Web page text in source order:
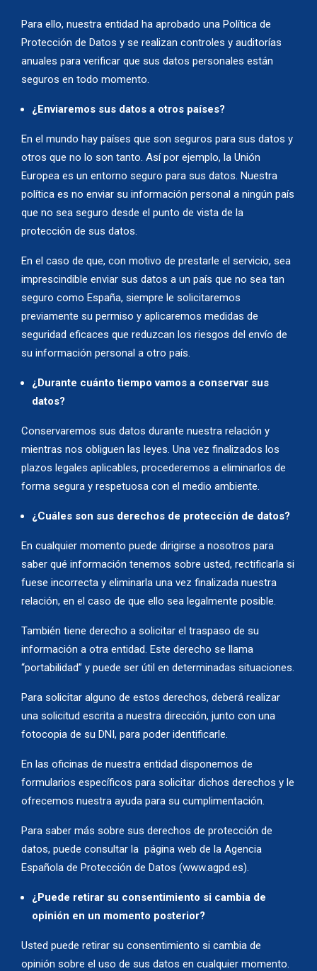
Para ello, nuestra entidad ha aprobado una Política de
Protección de Datos y se realizan controles y auditorías
anuales para verificar que sus datos personales están
seguros en todo momento.
¿Enviaremos sus datos a otros países?
En el mundo hay países que son seguros para sus datos y
otros que no lo son tanto. Así por ejemplo, la Unión
Europea es un entorno seguro para sus datos. Nuestra
política es no enviar su información personal a ningún país
que no sea seguro desde el punto de vista de la
protección de sus datos.
En el caso de que, con motivo de prestarle el servicio, sea
imprescindible enviar sus datos a un país que no sea tan
seguro como España, siempre le solicitaremos
previamente su permiso y aplicaremos medidas de
seguridad eficaces que reduzcan los riesgos del envío de
su información personal a otro país.
¿Durante cuánto tiempo vamos a conservar sus
datos?
Conservaremos sus datos durante nuestra relación y
mientras nos obliguen las leyes. Una vez finalizados los
plazos legales aplicables, procederemos a eliminarlos de
forma segura y respetuosa con el medio ambiente.
¿Cuáles son sus derechos de protección de datos?
En cualquier momento puede dirigirse a nosotros para
saber qué información tenemos sobre usted, rectificarla si
fuese incorrecta y eliminarla una vez finalizada nuestra
relación, en el caso de que ello sea legalmente posible.
También tiene derecho a solicitar el traspaso de su
información a otra entidad. Este derecho se llama
“portabilidad” y puede ser útil en determinadas situaciones.
Para solicitar alguno de estos derechos, deberá realizar
una solicitud escrita a nuestra dirección, junto con una
fotocopia de su DNI, para poder identificarle.
En las oficinas de nuestra entidad disponemos de
formularios específicos para solicitar dichos derechos y le
ofrecemos nuestra ayuda para su cumplimentación.
Para saber más sobre sus derechos de protección de
datos, puede consultar la página web de la Agencia
Española de Protección de Datos (www.agpd.es).
¿Puede retirar su consentimiento si cambia de
opinión en un momento posterior?
Usted puede retirar su consentimiento si cambia de
opinión sobre el uso de sus datos en cualquier momento.